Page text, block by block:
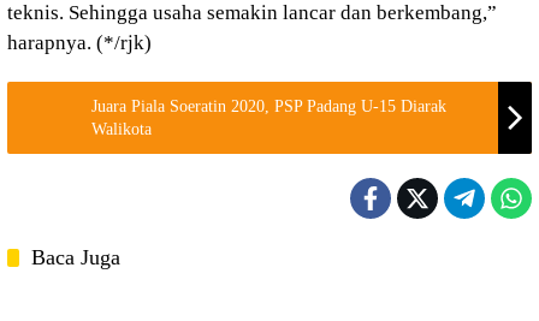
teknis. Sehingga usaha semakin lancar dan berkembang,”
harapnya. (*/rjk)
Juara Piala Soeratin 2020, PSP Padang U-15 Diarak
Walikota
Baca Juga